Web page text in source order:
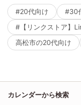
#20代向け #30
#【リンクストア】
高松市の20代向け
カレンダーから検索